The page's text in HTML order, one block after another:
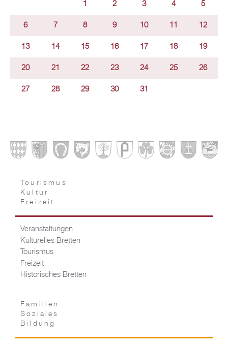
1 2 3 4 5
6 7 8 9 10 11 12
13 14 15 16 17 18 19
20 21 22 23 24 25 26
27 28 29 30 31
Tourismus
Kultur
Freizeit
Veranstaltungen
Kulturelles Bretten
Tourismus
Freizeit
Historisches Bretten
Familien
Soziales
Bildung